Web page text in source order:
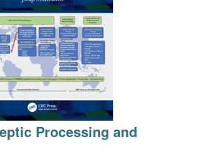
Processing and